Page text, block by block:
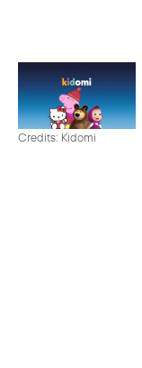
Credits: Kidomi